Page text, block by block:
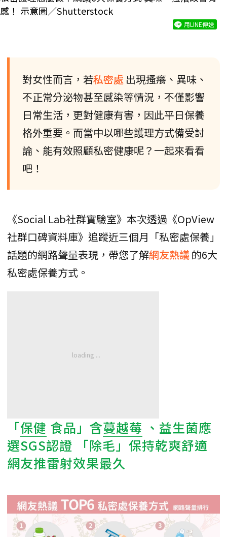
感！ 示意圖／Shutterstock
用LINE傳送
對女性而言，若私密處 出現搔癢、異味、
不正常分泌物甚至感染等情況，不僅影響
日常生活，更對健康有害，因此平日保養
格外重要。而當中以哪些護理方式備受討
論、能有效照顧私密健康呢？一起來看看
吧！
《Social Lab社群實驗室》本次透過《OpView
社群口碑資料庫》追蹤近三個月「私密處保養」
話題的網路聲量表現，帶您了解網友熱議的6大
私密處保養方式。
「保健 食品」含蔓越莓 、益生菌應
選SGS認證 「除毛」保持乾爽舒適
網友推雷射效果最久